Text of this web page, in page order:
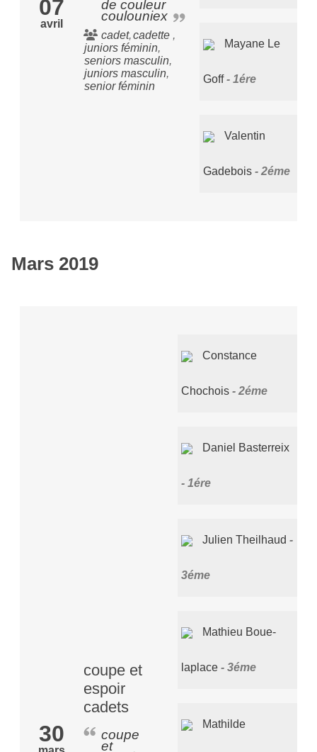
07
avril
de couleur
coulouniex
cadet cadette
juniors féminin
seniors masculin
juniors masculin
senior féminin
Mayane Le
Goff 1ére
Valentin
Gadebois 2éme
Mars 2019
30
coupe et
espoir
cadets
coupe
et
Constance
Chochois 2éme
Daniel Basterreix
1ére
Julien Theilhaud
3éme
Mathieu Boue-
laplace 3éme
Mathilde